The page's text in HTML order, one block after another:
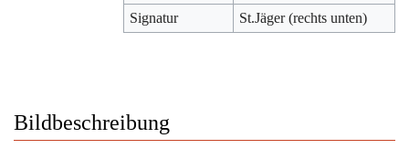
Signatur
St.Jäger (rechts unten)
Bildbeschreibung